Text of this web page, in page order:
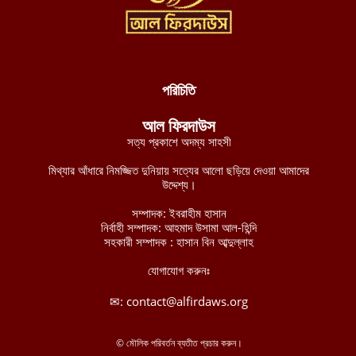
নব্য চাঁদাবাজদের হাতে জিম্মি রাজধানীবাসী, ৩৫ স্পটে পুলিশ সদস্যরাই করছে
বুরকিনান জান্তা বাহিনীর ১২টি সামরিক অবস্থানের নিয়ন্ত্রণ নিয়েছে
মালিতে জান্তা ও রুশ বাহিনীর ৫টি কনভয়ে প্রতিরোধ বাহিনী জেএনআইএম-
ইমারাতে ইসলামিয়া আফগানিস্তানের উত্তরাঞ্চলের পাঁচ প্রদেশের ৩৫০ পুলিশ
পরিচিতি
আল ফিরদাউস
সত্য প্রকাশে অদম্য সাহসী
মিথ্যার আঁধারে নিমজ্জিত দুনিয়ায় সত্যের আলো ছড়িয়ে দেওয়া আমাদের
উদ্দেশ্য।
সম্পাদক: ইবরাহীম হাসান
নির্বাহী সম্পাদক: আহমাদ উসামা আল-হিন্দি
সহকারী সম্পাদক : হাসান বিন আব্দুল্লাহ
যোগাযোগ করুনঃ
✉: contact@alfirdaws.org
© মৌলিক পরিবর্তন ব্যতীত প্রচার করুন।